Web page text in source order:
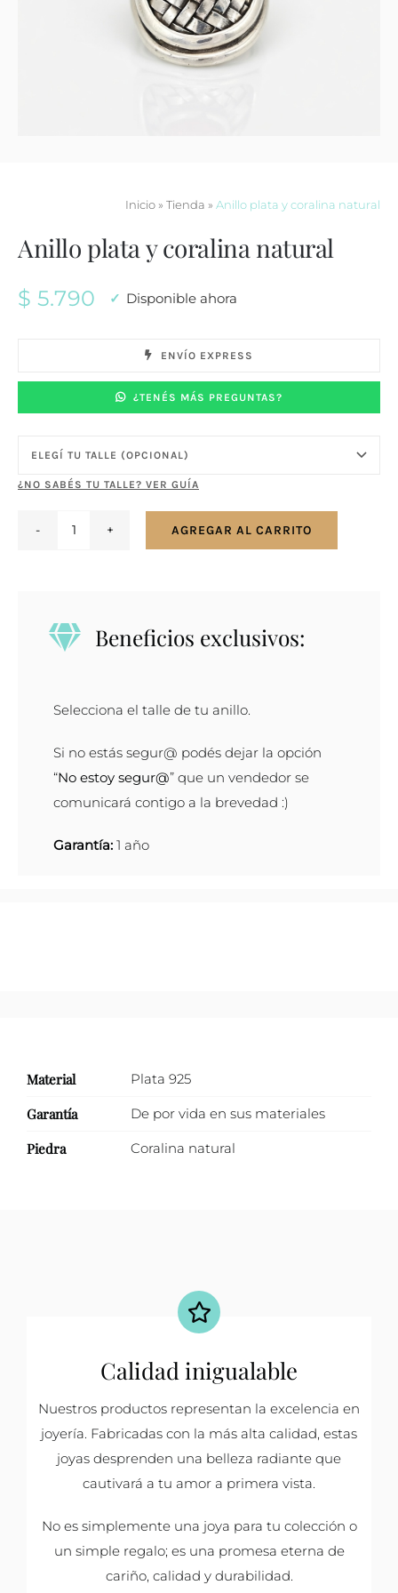
Inicio» Tienda » Anillo plata y coralina natural
Anillo plata y coralina natural
$ 5.790 Disponible ahora
ENVÍO EXPRESS
¿TENÉS MÁS PREGUNTAS?
¿NO SABÉS TU TALLE? VER GUÍA
natural
AGREGAR AL CARRITO
Beneficios exclusivos:
Selecciona el talle de tu anillo.
Si no estás segur@ podés dejar la opción
“No estoy segur@” que un vendedor se
comunicará contigo a la brevedad :)
Garantía: 1 año
Material Plata 925
Garantía De por vida en sus materiales
Piedra Coralina natural
Calidad inigualable
Nuestros productos representan la excelencia en
joyería. Fabricadas con la más alta calidad, estas
joyas desprenden una belleza radiante que
cautivará a tu amor a primera vista.
No es simplemente una joya para tu colección o
un simple regalo; es una promesa eterna de
cariño, calidad y durabilidad.